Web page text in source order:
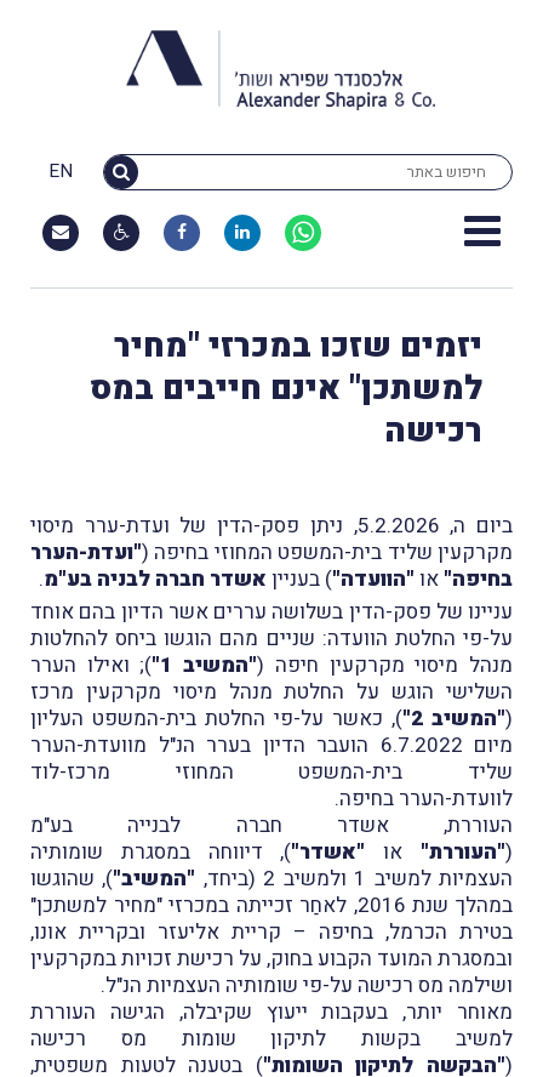
EN
יזמים שזכו במכרזי "מחיר
למשתכן" אינם חייבים במס
רכישה
ביום ה, 5.2.2026, ניתן פסק-הדין של ועדת-ערר מיסוי
מקרקעין שליד בית-המשפט המחוזי בחיפה ("ועדת-הערר
בחיפה" או "הוועדה") בעניין אשדר חברה לבניה בע"מ.
עניינו של פסק-הדין בשלושה עררים אשר הדיון בהם אוחד
על-פי החלטת הוועדה: שניים מהם הוגשו ביחס להחלטות
מנהל מיסוי מקרקעין חיפה ("המשיב 1"
); ואילו הערר
השלישי הוגש על החלטת מנהל מיסוי מקרקעין מרכז
("המשיב 2"
), כאשר על-פי החלטת בית-המשפט העליון
מיום 6.7.2022 הועבר הדיון בערר הנ"ל מוועדת-הערר
שליד בית-המשפט המחוזי מרכז-לוד
לוועדת-הערר בחיפה.
העוררת, אשדר חברה לבנייה בע"מ
("העוררת" או "אשדר"), דיווחה במסגרת שומותיה
העצמיות למשיב 1 ולמשיב 2 (ביחד,
"המשיב"), שהוגשו
במהלך שנת 2016, לאחַר זכייתה במכרזי "מחיר למשתכן"
בטירת הכרמל, בחיפה – קריית אליעזר ובקריית אונו,
ובמסגרת המועד הקבוע בחוק, על רכישת זכויות במקרקעין
ושילמה מס רכישה על-פי שומותיה העצמיות הנ"ל.
מאוחר יותר, בעקבות ייעוץ שקיבלה, הגישה העוררת
למשיב בקשות לתיקון שומות מס רכישה
("הבקשה לתיקון השומות") בטענה לטעות משפטית,